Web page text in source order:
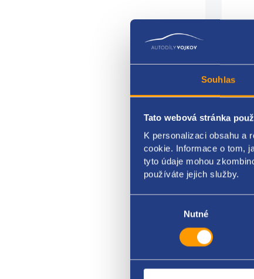
Souhlas
Tato webová stránka
K personalizaci obsahu a
cookie. Informace o tom,
tyto údaje mohou
používáte jejich služby.
Nutné